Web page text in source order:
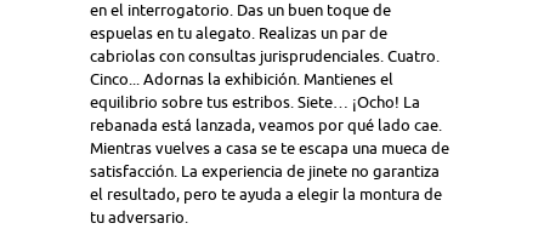
en el interrogatorio. Das un buen toque de
espuelas en tu alegato. Realizas un par de
cabriolas con consultas jurisprudenciales. Cuatro.
Cinco... Adornas la exhibición. Mantienes el
equilibrio sobre tus estribos. Siete… ¡Ocho! La
rebanada está lanzada, veamos por qué lado cae.
Mientras vuelves a casa se te escapa una mueca de
satisfacción. La experiencia de jinete no garantiza
el resultado, pero te ayuda a elegir la montura de
tu adversario.